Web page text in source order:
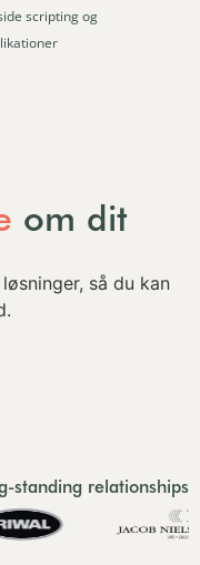
scripting og
om dit
så du kan
standing relationships